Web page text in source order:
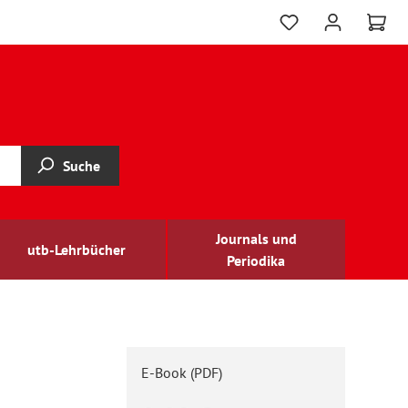
Suche
utb-Lehrbücher
Journals und
Periodika
E-Book (PDF)